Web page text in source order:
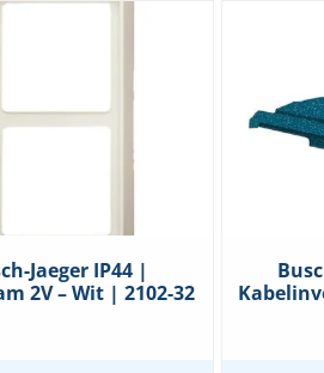
Jaeger IP44 |
2V – Wit | 2102-32